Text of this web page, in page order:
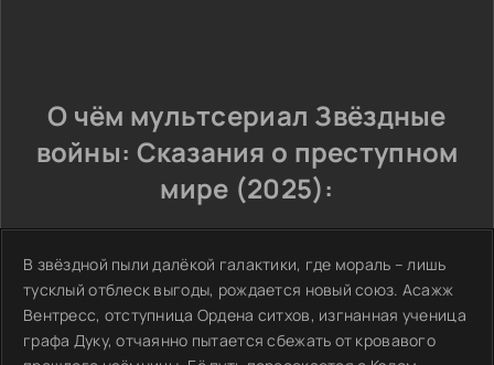
О чём мультсериал Звёздные
войны: Сказания о преступном
мире (2025):
В звёздной пыли далёкой галактики, где мораль – лишь
тусклый отблеск выгоды, рождается новый союз. Асажж
Вентресс, отступница Ордена ситхов, изгнанная ученица
графа Дуку, отчаянно пытается сбежать от кровавого